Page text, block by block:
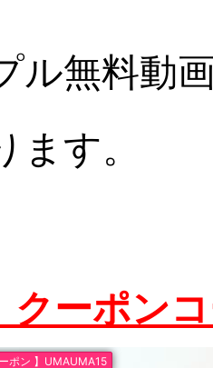
ル無料動
ます。
クーポン